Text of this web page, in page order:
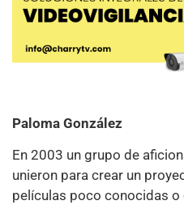
Paloma González
En 2003 un grupo de
unieron para crear un
películas poco conocidas o